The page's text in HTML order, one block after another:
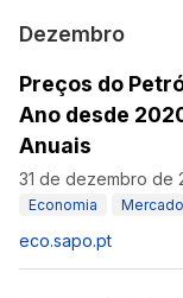
Dezembro
Preços do
Ano desde
Anuais
31 de dezembro de
Economia
eco.sapo.pt